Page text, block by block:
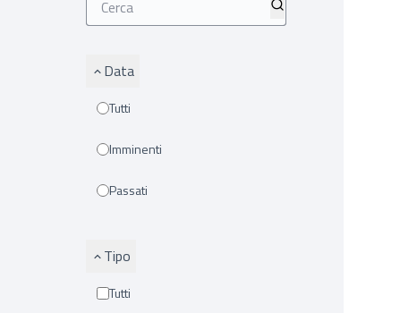
Data
Tutti
Imminenti
Passati
Tipo
Tutti